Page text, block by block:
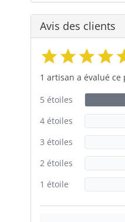
Avis des clients
1 artisan a évalué ce
5 étoiles
4 étoiles
3 étoiles
2 étoiles
1 étoile